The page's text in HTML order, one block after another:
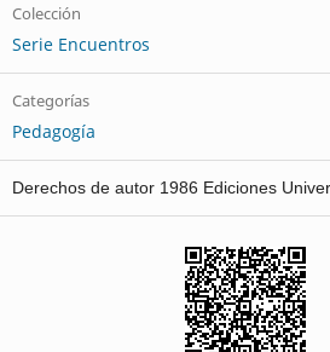
Colección
Serie Encuentros
Categorías
Pedagogía
Derechos de autor 1986 Ediciones